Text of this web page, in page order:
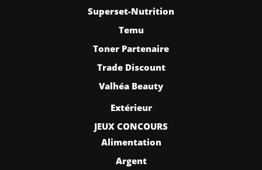
Superset-Nutrition
Temu
Toner Partenaire
Trade Discount
Valhéa Beauty
Extérieur
JEUX CONCOURS
Alimentation
Argent